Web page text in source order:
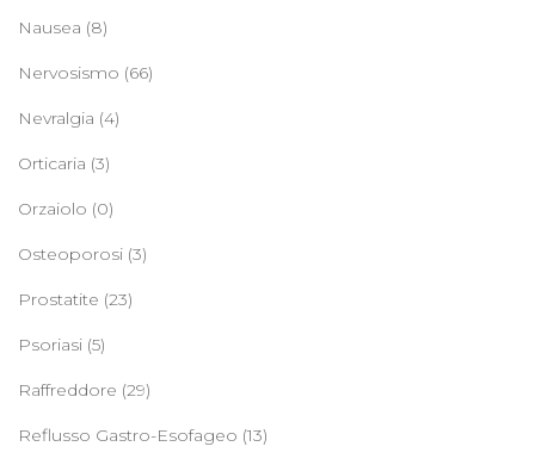
Nausea (8)
Nervosismo (66)
Nevralgia (4)
Orticaria (3)
Orzaiolo (0)
Osteoporosi (3)
Prostatite (23)
Psoriasi (5)
Raffreddore (29)
Reflusso Gastro-Esofageo (13)